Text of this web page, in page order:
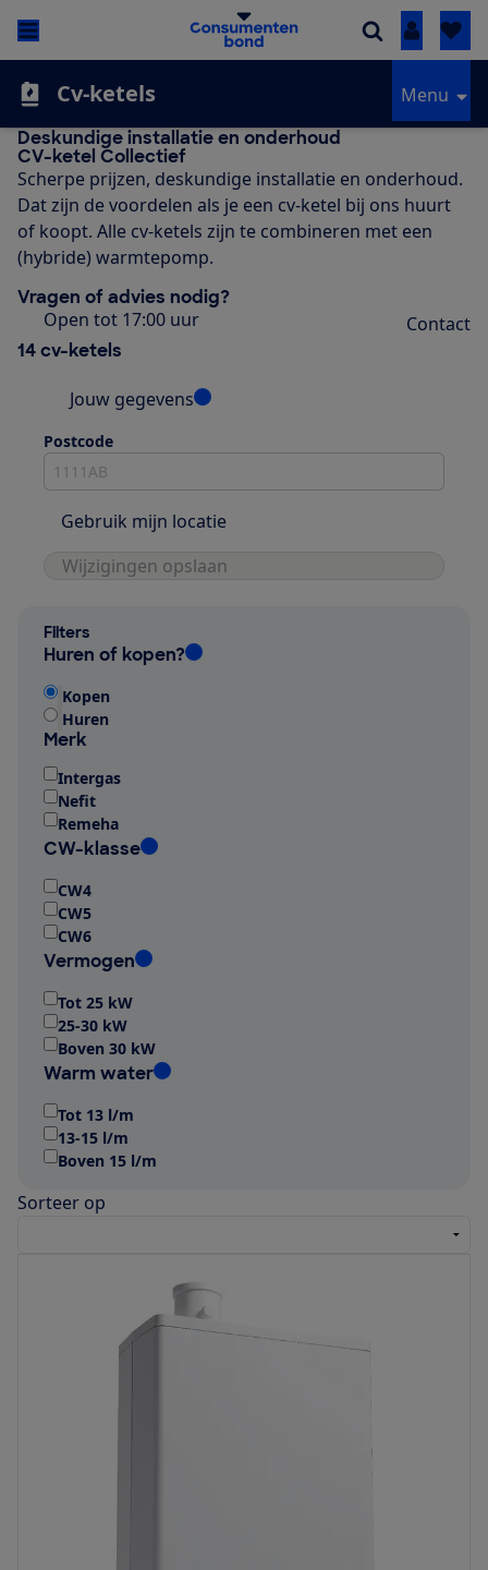
Inloggen
Cv-ketels Menu
Deskundige installatie en onderhoud
CV-ketel Collectief
Scherpe prijzen, deskundige installatie en onderhoud.
Dat zijn de voordelen als je een cv-ketel bij ons huurt
of koopt. Alle cv-ketels zijn te combineren met een
(hybride) warmtepomp.
Vragen of advies nodig?
Open tot 17:00 uur Contact
14 cv-ketels
Jouw gegevens
Postcode
Gebruik mijn locatie
Wijzigingen opslaan
Filters
Huren of kopen?
Kopen
Huren
Merk
Intergas
Nefit
Remeha
CW-klasse
CW4
CW5
CW6
Vermogen
Tot 25 kW
25-30 kW
Boven 30 kW
Warm water
Tot 13 l/m
13-15 l/m
Boven 15 l/m
Sorteer op